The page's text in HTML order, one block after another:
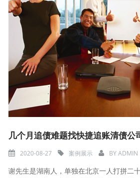
几个月追债难题找快捷追账清债公
2020-08-27 案例展示 BYADMIN
谢先生是湖南人，单独在北京一人打拼二